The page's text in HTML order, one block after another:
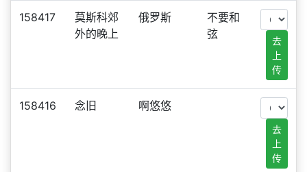
158417
莫斯科郊
外的晚上
俄罗斯
不要和
弦
去
上
传
158416 念旧 啊悠悠
去
上
传